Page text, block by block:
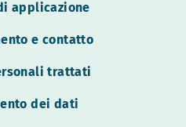
applicazione
e contatto
trattati
dei dati